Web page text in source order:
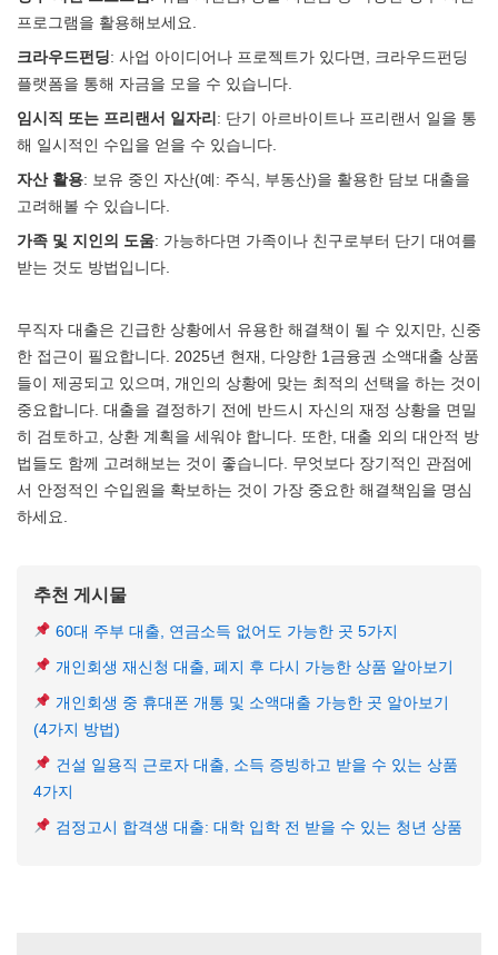
프로그램을 활용해보세요.
크라우드펀딩: 사업 아이디어나 프로젝트가 있다면, 크라우드펀딩
플랫폼을 통해 자금을 모을 수 있습니다.
임시직 또는 프리랜서 일자리 : 단기 아르바이트나 프리랜서 일을 통
해 일시적인 수입을 얻을 수 있습니다.
자산 활용: 보유 중인 자산(예: 주식, 부동산)을 활용한 담보 대출을
고려해볼 수 있습니다.
가족 및 지인의 도움: 가능하다면 가족이나 친구로부터 단기 대여를
받는 것도 방법입니다.
무직자 대출은 긴급한 상황에서 유용한 해결책이 될 수 있지만, 신중
한 접근이 필요합니다. 2025년 현재, 다양한 1금융권 소액대출 상품
들이 제공되고 있으며, 개인의 상황에 맞는 최적의 선택을 하는 것이
중요합니다. 대출을 결정하기 전에 반드시 자신의 재정 상황을 면밀
히 검토하고, 상환 계획을 세워야 합니다. 또한, 대출 외의 대안적 방
법들도 함께 고려해보는 것이 좋습니다. 무엇보다 장기적인 관점에
서 안정적인 수입원을 확보하는 것이 가장 중요한 해결책임을 명심
하세요.
추천 게시물
60대 주부 대출, 연금소득 없어도 가능한 곳 5가지
개인회생 재신청 대출, 폐지 후 다시 가능한 상품 알아보기
개인회생 중 휴대폰 개통 및 소액대출 가능한 곳 알아보기
(4가지 방법)
건설 일용직 근로자 대출, 소득 증빙하고 받을 수 있는 상품
4가지
검정고시 합격생 대출: 대학 입학 전 받을 수 있는 청년 상품